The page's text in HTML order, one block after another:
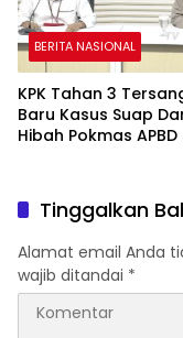
BERITA NASIONAL
KPK Tahan 3
Baru Kasus Suap
Hibah Pokmas
Tinggalkan
Alamat email Anda
wajib ditandai *